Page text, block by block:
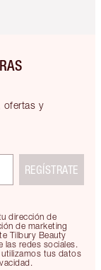
ofertas y
dirección de
de marketing
Tilbury Beauty
las redes sociales.
tus datos
REGÍSTRATE